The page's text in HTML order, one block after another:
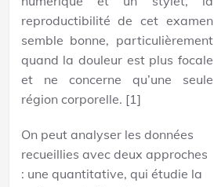
reproductibilité de cet examen
semble bonne, particulièrement
quand la douleur est plus focale
et ne concerne qu’une seule
région corporelle. [1]
On peut analyser les données
recueillies avec deux approches
: une quantitative, qui étudie la